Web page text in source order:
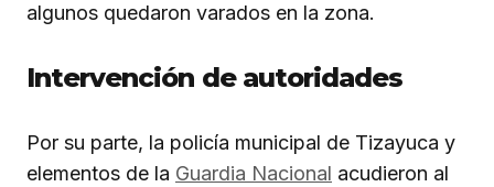
algunos quedaron varados en la zona.
Intervención de autoridades
Por su parte, la policía municipal de Tizayuca y
elementos de la Guardia Nacional acudieron al